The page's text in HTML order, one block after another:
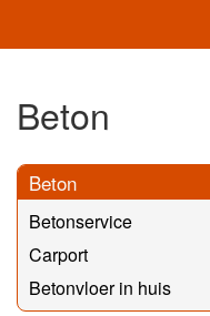
Beton
Beton
Betonservice
Carport
Betonvloer in huis